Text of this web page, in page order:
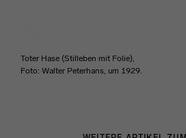
Toter Hase (Stilleben mit Folie),
Foto: Walter Peterhans, um 1929.